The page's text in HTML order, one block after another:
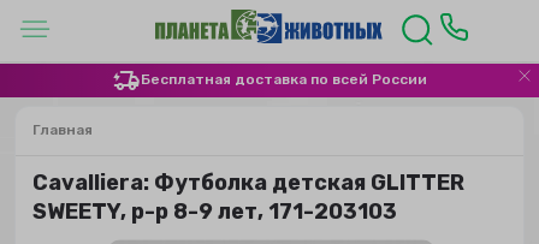
Бесплатная доставка по всей России
Главная
Сavalliera: Футболка детская GLITTER
SWEETY, р-р 8-9 лет, 171-203103